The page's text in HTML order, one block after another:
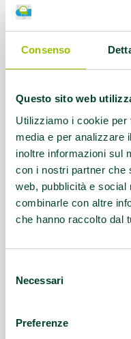
Consenso
Questo sito web
Utilizziamo i cookie per
media e per analizzare
inoltre informazioni sul
con i nostri partner che
web, pubblicità e social
combinarle con altre
che hanno raccolto dal
delNecessari
Preferenze
AFA
primaria,
Cerebrale,
Parkinson,
EFA
Questo
promuovono